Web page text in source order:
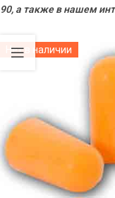
90, а также в нашем
Нет в наличии